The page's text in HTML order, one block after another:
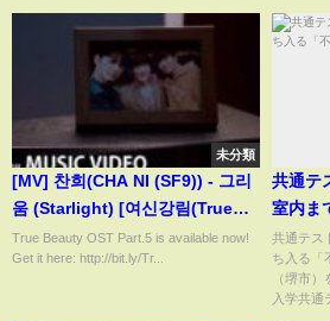
未分類
[MV] 찬희(CHA NI (SF9)) - 그리
움 (Starlight) [여신강림(True
Beauty) OST Part 5]
True Beauty OST Part.5 is available now!
Get it here: http://bit.ly/Tr...
共通テ
室内ま
た」
共通テス
ち入る「
（堺市
入学共通